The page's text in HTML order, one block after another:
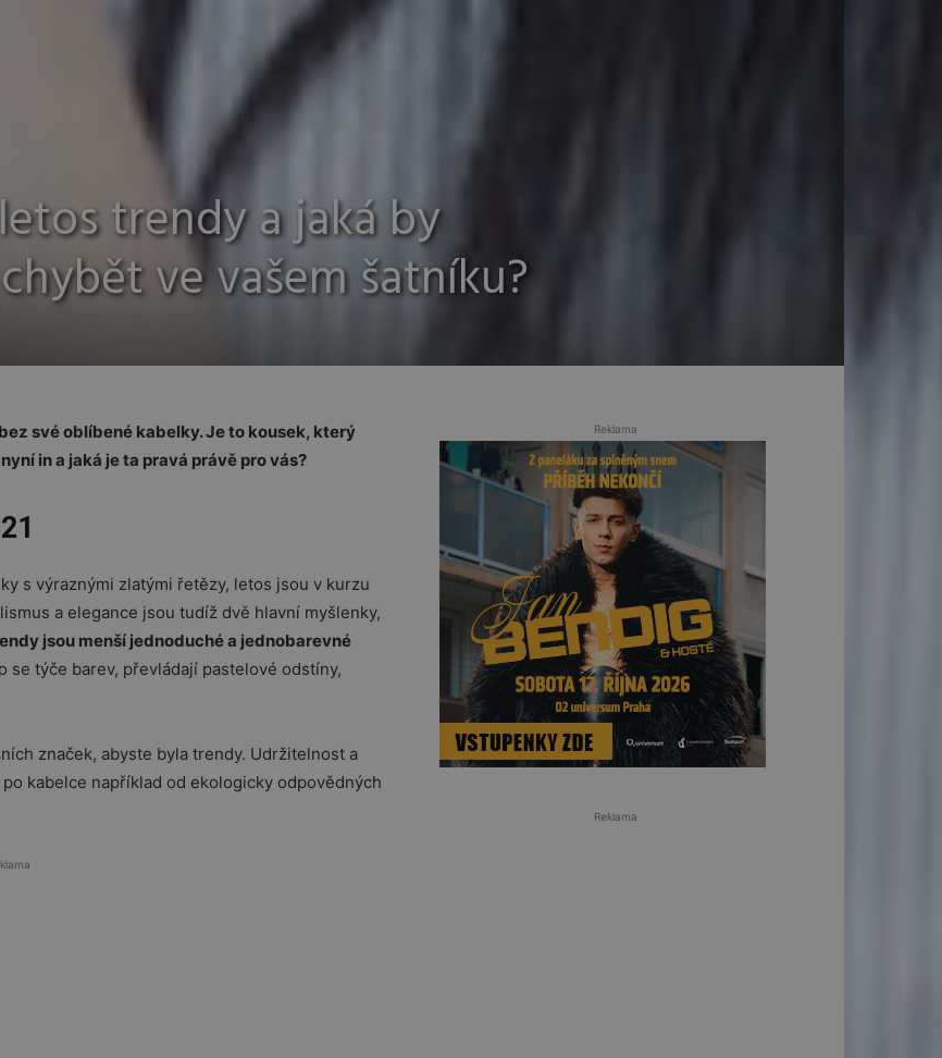
trendy a jaká by
ve vašem šatníku?
své oblíbené kabelky. Je to kousek, který
in a jaká je ta pravá právě pro vás?
s výraznými zlatými řetězy, letos jsou v kurzu
a elegance jsou tudíž dvě hlavní myšlenky,
jsou menší jednoduché a jednobarevné
se týče barev, převládají pastelové odstíny,
značek, abyste byla trendy. Udržitelnost a
kabelce například od ekologicky odpovědných
Reklama
Reklama